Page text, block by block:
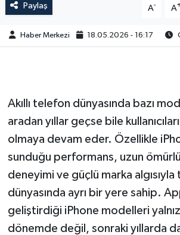
Paylaş A- A
Haber Merkezi 18.05.2026 - 16:17
Akıllı telefon dünyasında bazı
aradan yıllar geçse bile
olmaya devam eder. Özellikle
sunduğu performans, uzun ömürlü
deneyimi ve güçlü marka
dünyasında ayrı bir yere sahip.
geliştirdiği iPhone modelleri
dönemde değil, sonraki yıllarda